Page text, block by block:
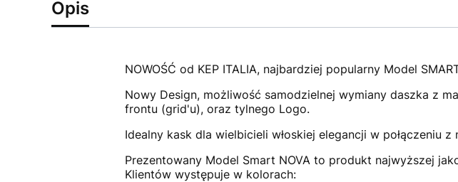
Opis
NOWOŚĆ od KEP ITALIA, najbardziej popularny Model
Nowy Design, możliwość samodzielnej wymiany daszka z
frontu (grid'u), oraz tylnego Logo.
Idealny kask dla wielbicieli włoskiej elegancji w połączeniu
Prezentowany Model Smart NOVA to produkt najwyższej
Klientów występuje w kolorach: